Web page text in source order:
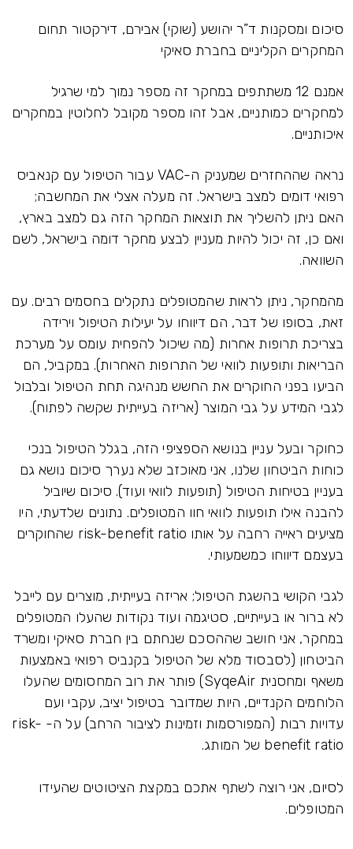
סיכום ומסקנות ד”ר יהושע (שוקי) אבירם, דירקטור תחום
המחקרים הקליניים בחברת סאיקי
אמנם 12 משתתפים במחקר זה מספר נמוך למי שרגיל
למחקרים כמותניים, אבל זהו מספר מקובל לחלוטין במחקרים
איכותניים.
נראה שההחזרים שמעניק ה-VAC עבור הטיפול עם קנאביס
רפואי דומים למצב בישראל. זה מעלה אצלי את המחשבה;
האם ניתן להשליך את תוצאות המחקר הזה גם למצב בארץ,
ואם כן, זה יכול להיות מעניין לבצע מחקר דומה בישראל, לשם
השוואה.
מהמחקר, ניתן לראות שהמטופלים נתקלים בחסמים רבים. עם
זאת, בסופו של דבר, הם דיווחו על יעילות הטיפול וירידה
בצריכת תרופות אחרות (מה שיכול להפחית עומס על מערכת
הבריאות ותופעות לוואי של התרופות האחרות). במקביל, הם
הביעו בפני החוקרים את החשש מנהיגה תחת הטיפול ובלבול
לגבי המידע על גבי המוצר (אריזה בעייתית שקשה לפתוח).
כחוקר ובעל עניין בנושא הספציפי הזה, בגלל הטיפול בנכי
כוחות הביטחון שלנו, אני מאוכזב שלא נערך סיכום נושא גם
בעניין בטיחות הטיפול (תופעות לוואי ועוד). סיכום שיוביל
להבנה אילו תופעות לוואי חוו המטופלים. נתונים שלדעתי, היו
מציעים ראייה רחבה על אותו risk-benefit ratio שהחוקרים
בעצמם דיווחו כמשמעותי.
לגבי הקושי בהשגת הטיפול; אריזה בעייתית, מוצרים עם לייבל
לא ברור או בעייתיים, סטיגמה ועוד נקודות שהעלו המטופלים
במחקר, אני חושב שההסכם שנחתם בין חברת סאיקי ומשרד
הביטחון (לסבסוד מלא של הטיפול בקנביס רפואי באמצעות
משאף ומחסנית SyqeAir) פותר את רוב המחסומים שהעלו
הלוחמים הקנדיים, היות שמדובר בטיפול יציב, עקבי ועם
עדויות רבות (המפורסמות וזמינות לציבור הרחב) על ה- risk-
benefit ratio של המותג.
לסיום, אני רוצה לשתף אתכם במקצת הציטוטים שהעידו
המטופלים.